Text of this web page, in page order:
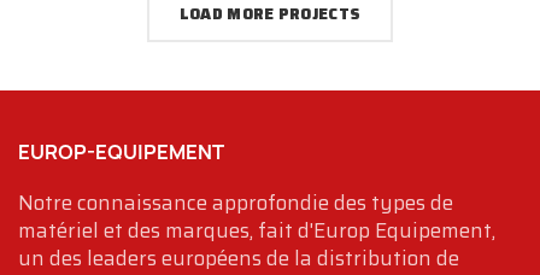
LOAD MORE PROJECTS
EUROP-EQUIPEMENT
Notre connaissance approfondie des types de
matériel et des marques, fait d'Europ Equipement,
un des leaders européens de la distribution de